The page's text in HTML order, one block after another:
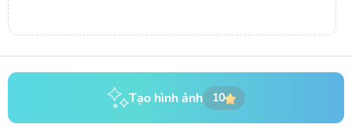
Tạo hình ảnh 10